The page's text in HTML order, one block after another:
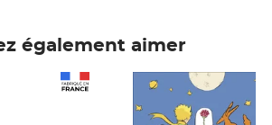
également aimer
Prix 7,50€